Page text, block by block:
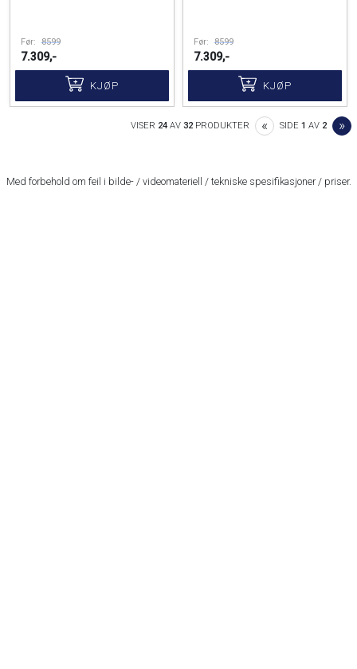
Før: 8599
7.309,-
KJØP
Før: 8599
7.309,-
KJØP
VISER 24 AV 32 PRODUKTER «PREVIOUS
SIDE 1 AV 2 »
Med forbehold om feil i bilde- / videomateriell / tekniske spesifikasjoner / priser.